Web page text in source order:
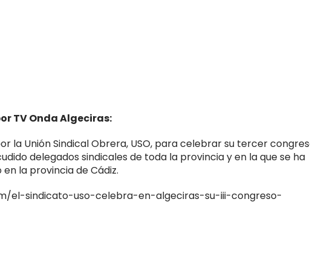
TV Onda Algeciras:
la Unión Sindical Obrera, USO, para celebrar su tercer
delegados sindicales de toda la provincia y en la que se ha
la provincia de Cádiz.
el-sindicato-uso-celebra-en-algeciras-su-iii-congreso-